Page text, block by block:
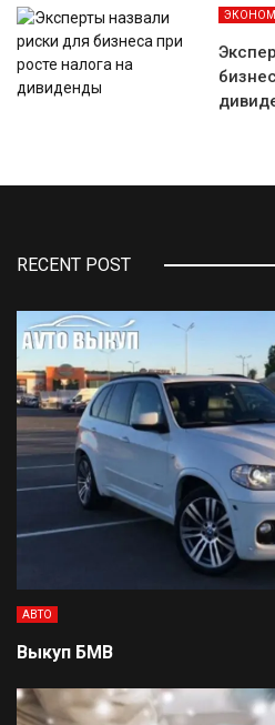
RECENT POST
АВТО
Выкуп БМВ